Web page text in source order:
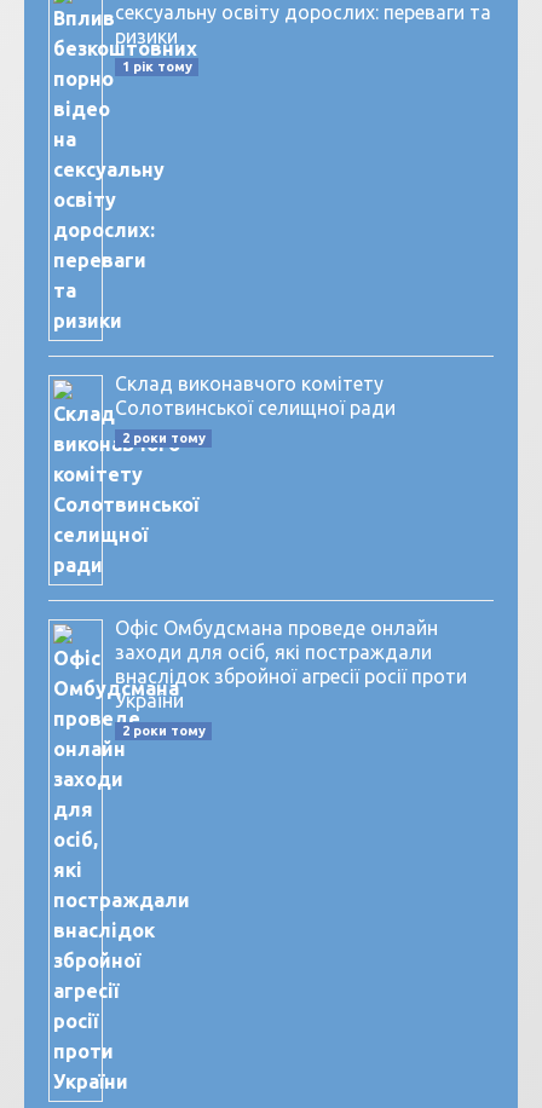
сексуальну освіту дорослих: переваги та
ризики
1 рік тому
Склад виконавчого комітету
Солотвинської селищної ради
2 роки тому
Офіс Омбудсмана проведе онлайн
заходи для осіб, які постраждали
внаслідок збройної агресії росії проти
України
2 роки тому